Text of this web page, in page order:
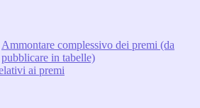
Ammontare complessivo dei premi (da
pubblicare in tabelle)
ai premi